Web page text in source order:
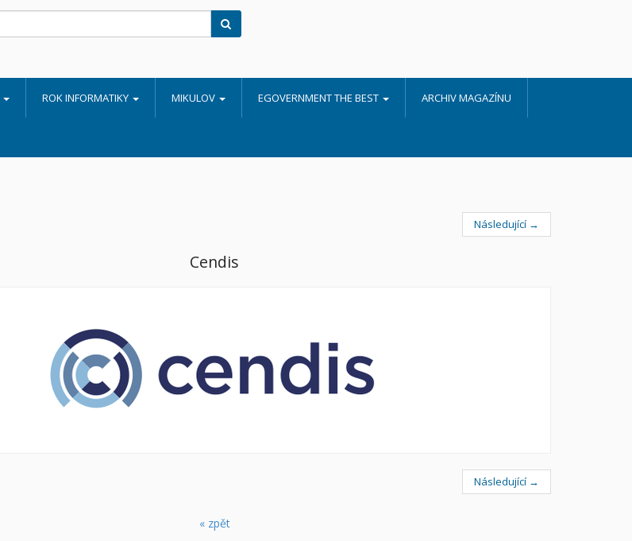
ROK INFORMATIKY MIKULOV EGOVERNMENT THE BEST ARCHIV MAGAZÍNU
Následující →
Cendis
Následující →
« zpět